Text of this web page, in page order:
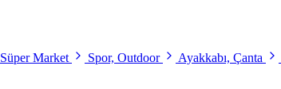
Süper Market Spor, Outdoor Ayakkabı, Çanta